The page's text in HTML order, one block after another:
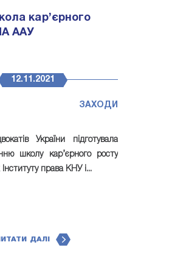
кар’єрного
ААУ
12.11.2021
ЗАХОДИ
України підготувала
школу кар’єрного росту
права КНУ і...
ДАЛІ